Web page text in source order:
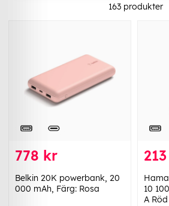
163produkter
778 kr
Belkin 20K powerbank, 20
000 mAh, Färg: Rosa
10
A Röd